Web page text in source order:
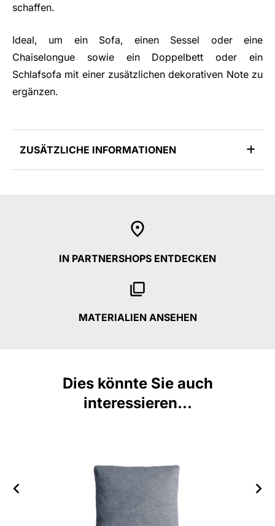
schaffen.
Ideal, um ein Sofa, einen Sessel oder eine
Chaiselongue sowie ein Doppelbett oder ein
Schlafsofa mit einer zusätzlichen dekorativen Note zu
ergänzen.
ZUSÄTZLICHE INFORMATIONEN
IN PARTNERSHOPS ENTDECKEN
MATERIALIEN ANSEHEN
Dies könnte Sie auch
interessieren...